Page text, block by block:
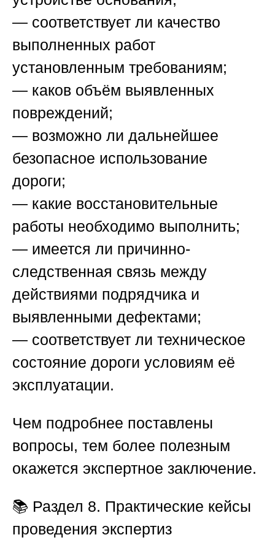
— соответствует ли качество
выполненных работ
установленным требованиям;
— каков объём выявленных
повреждений;
— возможно ли дальнейшее
безопасное использование
дороги;
— какие восстановительные
работы необходимо выполнить;
— имеется ли причинно-
следственная связь между
действиями подрядчика и
выявленными дефектами;
— соответствует ли техническое
состояние дороги условиям её
эксплуатации.
Чем подробнее поставлены
вопросы, тем более полезным
окажется экспертное заключение.
📚 Раздел 8. Практические кейсы
проведения экспертиз